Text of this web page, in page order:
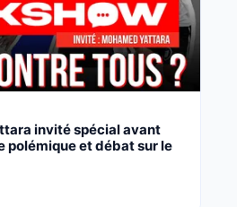
invité spécial avant
polémique et débat sur le